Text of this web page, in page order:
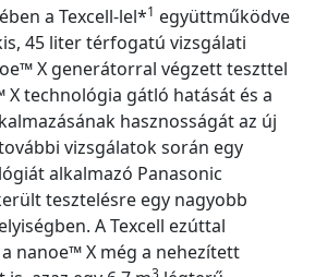
a Texcell-lel*1 együttműködve
45 liter térfogatú vizsgálati
X generátorral végzett teszttel
X technológia gátló hatását és a
hasznosságát az új
vizsgálatok során egy
alkalmazó Panasonic
tesztelésre egy nagyobb
A Texcell ezúttal
nanoe™ X még a nehezített
3